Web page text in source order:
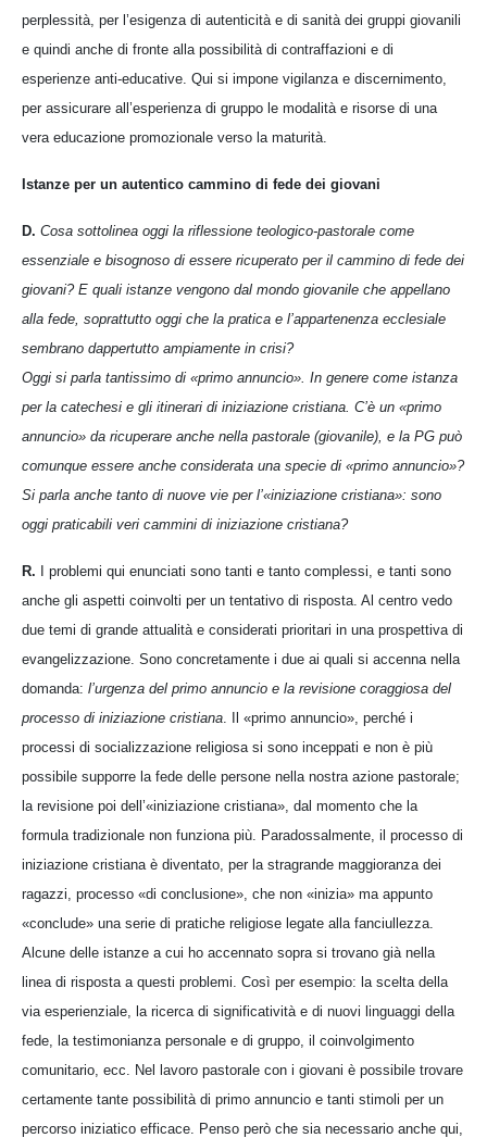
perplessità, per l’esigenza di autenticità e di sanità dei gruppi giovanili
e quindi anche di fronte alla possibilità di contraffazioni e di
esperienze anti-educative. Qui si impone vigilanza e discernimento,
per assicurare all’esperienza di gruppo le modalità e risorse di una
vera educazione promozionale verso la maturità.
Istanze per un autentico cammino di fede dei giovani
D. Cosa sottolinea oggi la riflessione teologico-pastorale come
essenziale e bisognoso di essere ricuperato per il cammino di fede dei
giovani? E quali istanze vengono dal mondo giovanile che appellano
alla fede, soprattutto oggi che la pratica e l’appartenenza ecclesiale
sembrano dappertutto ampiamente in crisi?
Oggi si parla tantissimo di «primo annuncio». In genere come istanza
per la catechesi e gli itinerari di iniziazione cristiana. C’è un «primo
annuncio» da ricuperare anche nella pastorale (giovanile), e la PG può
comunque essere anche considerata una specie di «primo annuncio»?
Si parla anche tanto di nuove vie per l’«iniziazione cristiana»: sono
oggi praticabili veri cammini di iniziazione cristiana?
R. I problemi qui enunciati sono tanti e tanto complessi, e tanti sono
anche gli aspetti coinvolti per un tentativo di risposta. Al centro vedo
due temi di grande attualità e considerati prioritari in una prospettiva di
evangelizzazione. Sono concretamente i due ai quali si accenna nella
domanda: l’urgenza del primo annuncio e la revisione coraggiosa del
processo di iniziazione cristiana . Il «primo annuncio», perché i
processi di socializzazione religiosa si sono inceppati e non è più
possibile supporre la fede delle persone nella nostra azione pastorale;
la revisione poi dell’«iniziazione cristiana», dal momento che la
formula tradizionale non funziona più. Paradossalmente, il processo di
iniziazione cristiana è diventato, per la stragrande maggioranza dei
ragazzi, processo «di conclusione», che non «inizia» ma appunto
«conclude» una serie di pratiche religiose legate alla fanciullezza.
Alcune delle istanze a cui ho accennato sopra si trovano già nella
linea di risposta a questi problemi. Così per esempio: la scelta della
via esperienziale, la ricerca di significatività e di nuovi linguaggi della
fede, la testimonianza personale e di gruppo, il coinvolgimento
comunitario, ecc. Nel lavoro pastorale con i giovani è possibile trovare
certamente tante possibilità di primo annuncio e tanti stimoli per un
percorso iniziatico efficace. Penso però che sia necessario anche qui,